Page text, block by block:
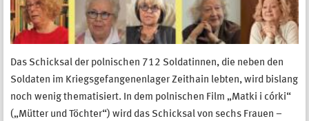
Das Schicksal der polnischen 712 Soldatinnen, die neben den
Soldaten im Kriegsgefangenenlager Zeithain lebten, wird bislang
noch wenig thematisiert. In dem polnischen Film „Matki i córki“
(„Mütter und Töchter“) wird das Schicksal von sechs Frauen –